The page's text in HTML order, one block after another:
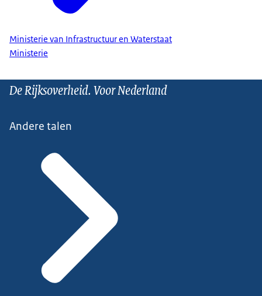
Ministerie van Infrastructuur en Waterstaat
Ministerie
De Rijksoverheid. Voor Nederland
Andere talen